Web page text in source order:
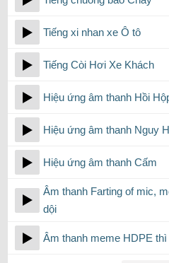
Tiếng xi nhan xe Ô tô
Tiếng Còi Hơi Xe Khách
Hiệu ứng âm thanh Hồi
Hiệu ứng âm thanh Nguy
Hiệu ứng âm thanh Cấm
Âm thanh Farting of mic,
dội
Âm thanh meme HDPE